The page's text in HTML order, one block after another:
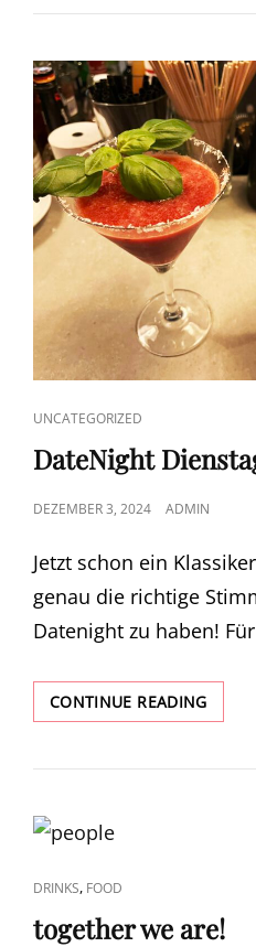
2024!
CAT
LINKS
UNCATEGORIZED
DateNight
POSTED
DEZEMBER 3, 2024 ADMIN
Jetzt schon ein
genau die richtige
Datenight zu haben!
CONTINUE READING
CAT
LINKS
DRINKS, FOOD
together we are!